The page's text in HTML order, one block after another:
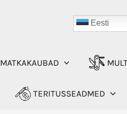
Eesti
MATKAKAUBAD
TERITUSSEADMED